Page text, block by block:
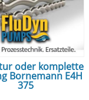
oder komplette
Bornemann E4H
375